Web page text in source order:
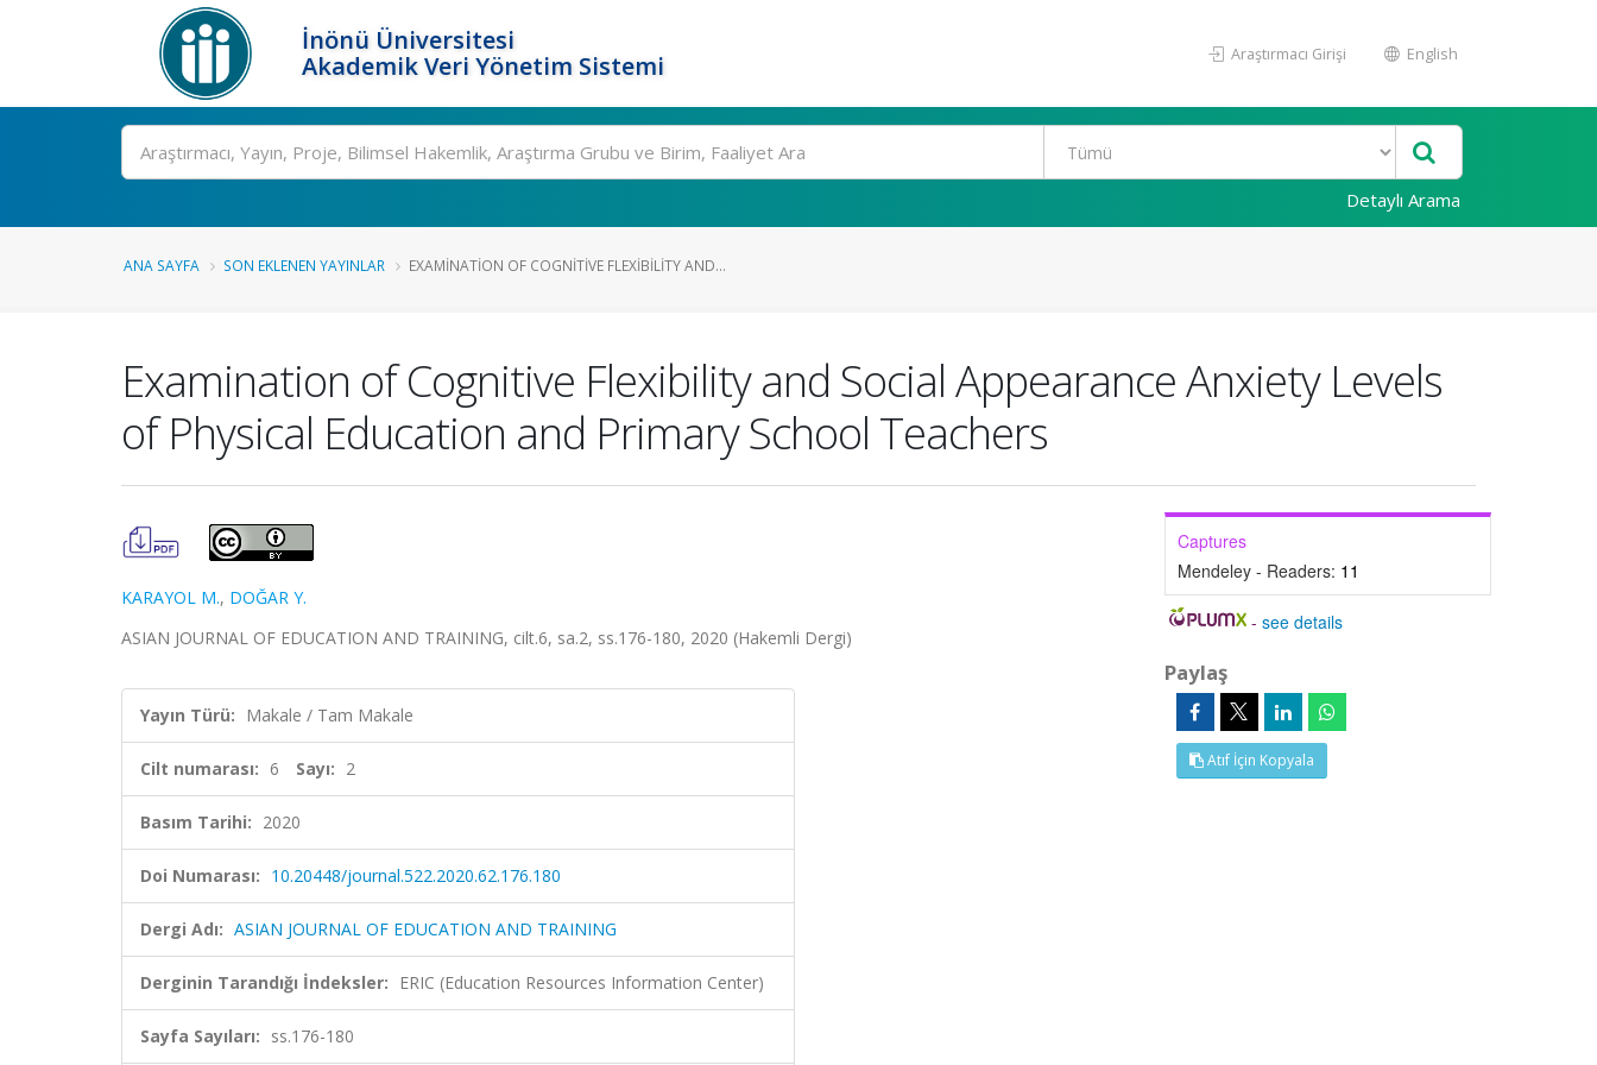
İnönü Üniversitesi
Akademik Veri Yönetim Sistemi
Araştırmacı Girişi English
Ara
Detaylı Arama
ANA SAYFA SON EKLENEN YAYINLAR EXAMINATION OF COGNITIVE FLEXIBILITY AND...
Examination of Cognitive Flexibility and Social Appearance Anxiety Levels
of Physical Education and Primary School Teachers
KARAYOL M., DOĞAR Y.
ASIAN JOURNAL OF EDUCATION AND TRAINING, cilt.6, sa.2, ss.176-180, 2020 (Hakemli Dergi)
Yayın Türü: Makale / Tam Makale
Cilt numarası: 6 Sayı: 2
Basım Tarihi: 2020
Doi Numarası: 10.20448/journal.522.2020.62.176.180
Dergi Adı: ASIAN JOURNAL OF EDUCATION AND TRAINING
Derginin Tarandığı İndeksler: ERIC (Education Resources Information Center)
Sayfa Sayıları: ss.176-180
Captures
Mendeley - Readers: 11
-see details
Paylaş
Atıf İçin Kopyala